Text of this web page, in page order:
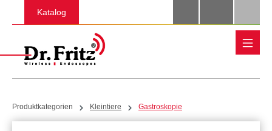
Zum Hauptinhalt springen
Katalog
Produktkategorien Kleintiere Gastroskopie